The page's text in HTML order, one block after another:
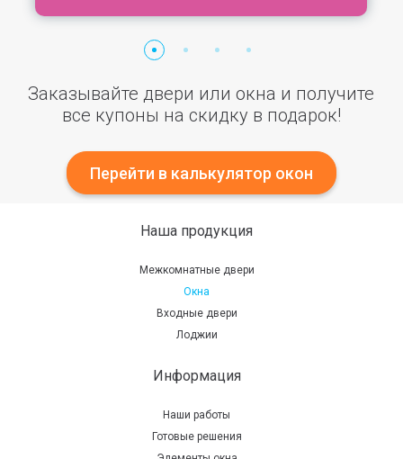
Заказывайте двери или окна и получите
все купоны на скидку в подарок!
Перейти в калькулятор окон
Наша продукция
Межкомнатные двери
Окна
Входные двери
Лоджии
Информация
Наши работы
Готовые решения